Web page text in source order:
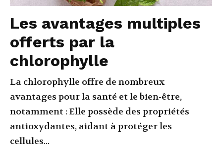
Les avantages multiples
offerts par la
chlorophylle
La chlorophylle offre de nombreux
avantages pour la santé et le bien-être,
notamment : Elle possède des propriétés
antioxydantes, aidant à protéger les
cellules...